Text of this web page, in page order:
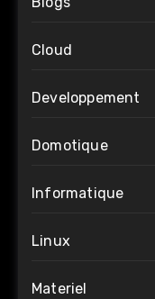
Cloud
Developpement
Domotique
Informatique
Linux
Materiel